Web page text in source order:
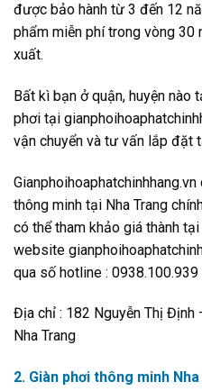
được bảo hành từ 3 đến 12
phẩm miễn phí trong vòng 30
xuất.
Bất kì bạn ở quận, huyện nào
phơi tại
vận chuyển và tư vấn lắp đặt
thông minh tại Nha Trang
có thể tham khảo giá thành
website
qua số hotline :
Địa chỉ : 182 Nguyễn Thị
Nha Trang
2. Giàn phơi thông minh